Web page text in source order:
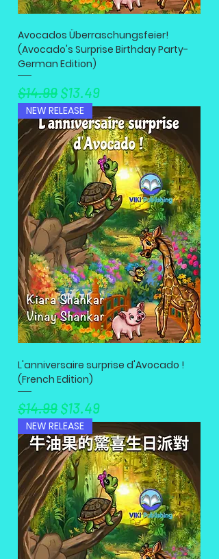
Avocados Überraschungsfeier!
(Avocado's Surprise Birthday Party-
German Edition)
नियमित मूल्य
$14.99 बिक्री मूल्य
$13.49
NEW RELEASE
L'anniversaire surprise d'Avocado !
(French Edition)
नियमित मूल्य
$14.99 बिक्री मूल्य
$13.49
NEW RELEASE